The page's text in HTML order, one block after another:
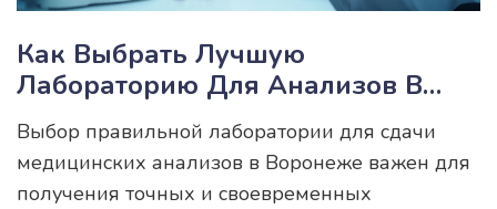
Как Выбрать Лучшую
Лабораторию Для Анализов В
Воронеже
Выбор правильной лаборатории для сдачи
медицинских анализов в Воронеже важен для
получения точных и своевременных